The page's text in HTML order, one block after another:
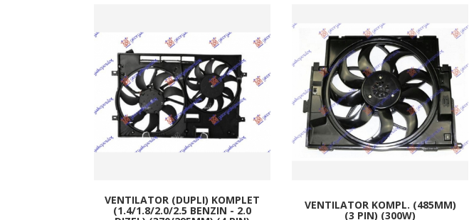
VENTILATOR (DUPLI) KOMPLET
(1.4/1.8/2.0/2.5 BENZIN - 2.0 VENTILATOR KOMPL. (485MM)
(3 PIN) (300W)